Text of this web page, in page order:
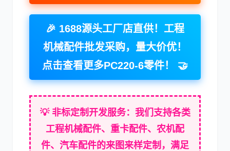
大宇 丰田
约翰迪尔 徐工
🎉 1688源头工厂店直供！ 工程
机械配件批发采购，量大价优！
点击查看更多PC220-6零件！ 🤝
💡 非标定制开发服务：我们支持各类
工程机械配件、 重卡配件、 农机配
件、 汽车配件的来图来样定制，满足